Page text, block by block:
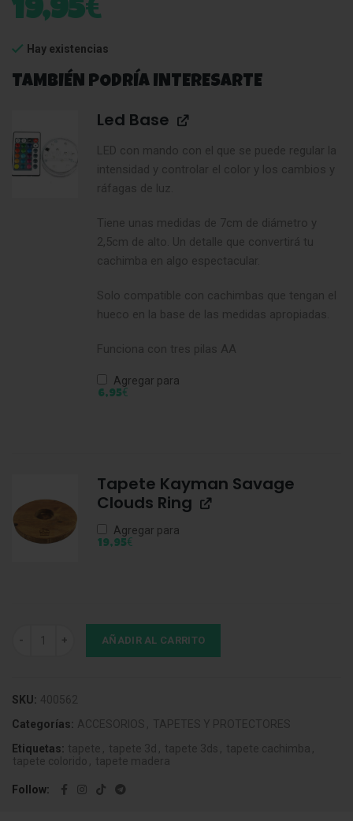
19,95
Hay existencias
TAMBIÉN PODRÍA INTERESARTE
Led Base
LED con mando con el que se puede regular la
intensidad y controlar el color y los cambios y
ráfagas de luz.
Tiene unas medidas de 7cm de diámetro y
2,5cm de alto. Un detalle que convertirá tu
cachimba en algo espectacular.
Solo compatible con cachimbas que tengan el
hueco en la base de las medidas apropiadas.
Funciona con tres pilas AA
Agregar para
6,95€
Tapete Kayman Savage
Clouds Ring
Agregar para
19,95€
Tapete Kayman Savage Clouds Hexa cantidad
AÑADIR AL CARRITO
SKU: 400562
Categorías: ACCESORIOS , TAPETES Y PROTECTORES
Etiquetas: tapete , tapete 3d , tapete 3ds , tapete cachimba ,
tapete colorido , tapete madera
Follow